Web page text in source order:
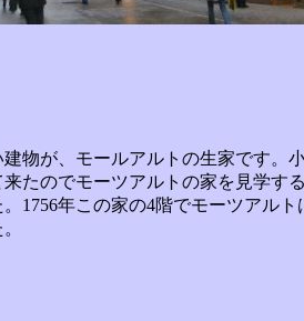
建物が、モールアルトの生家です。
来たのでモーツアルトの家を見学す
1756年この家の4階でモーツアルト